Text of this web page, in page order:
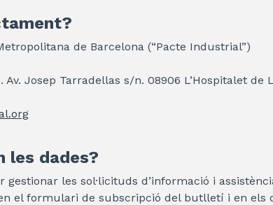
de Barcelona (“Pacte Industrial”)
Av. Josep Tarradellas s/n. 08906 L’Hospitalet de
les dades?
les sol·licituds d’informació i
el formulari de subscripció del butlletí i en els